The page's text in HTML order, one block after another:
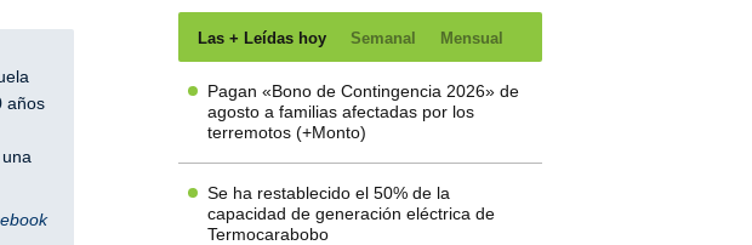
años
Las + Leídas hoy Semanal Mensual
Pagan «Bono de Contingencia 2026» de
agosto a familias afectadas por los
terremotos (+Monto)
Se ha restablecido el 50% de la
capacidad de generación eléctrica de
Termocarabobo